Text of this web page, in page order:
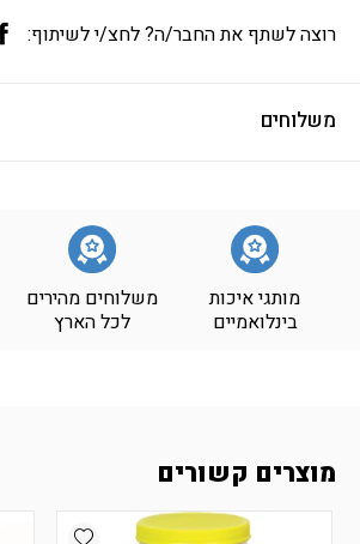
משלוחים
מותגי איכות
בינלואמיים
משלוחים מהירים
לכל הארץ
רוצה לשתף את החבר/ה? לחצ/י לשיתוף:
מוצרים קשורים
Add wishlist